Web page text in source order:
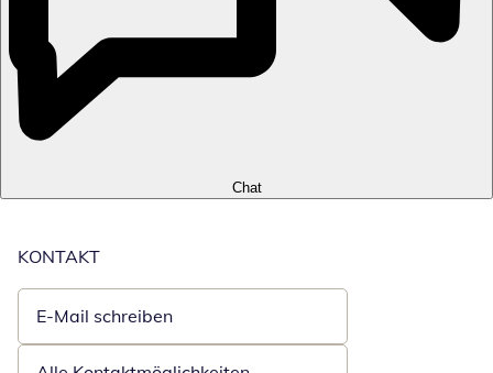
Chat
KONTAKT
E-Mail schreiben
Öffnet E-Mail-Client